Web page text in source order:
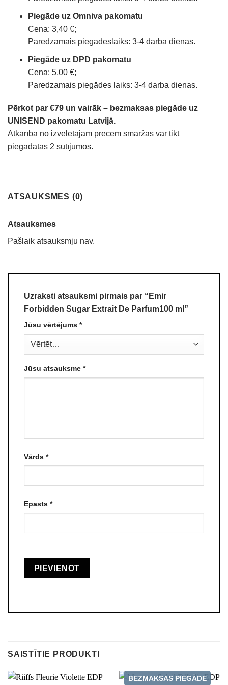
Piegāde uz Omniva pakomatu
Cena: 3,40 €;
Paredzamais piegādeslaiks: 3-4 darba dienas.
Piegāde uz DPD pakomatu
Cena: 5,00 €;
Paredzamais piegādes laiks: 3-4 darba dienas.
Pērkot par €79 un vairāk – bezmaksas piegāde uz
UNISEND pakomatu Latvijā.
Atkarībā no izvēlētajām precēm smaržas var tikt
piegādātas 2 sūtījumos.
ATSAUKSMES (0)
Atsauksmes
Pašlaik atsauksmju nav.
Uzraksti atsauksmi pirmais par “Emir
Forbidden Sugar Extrait De Parfum100 ml”
Jūsu vērtējums *
Jūsu atsauksme *
Vārds *
Epasts *
SAISTĪTIE PRODUKTI
BEZMAKSAS PIEGĀDE